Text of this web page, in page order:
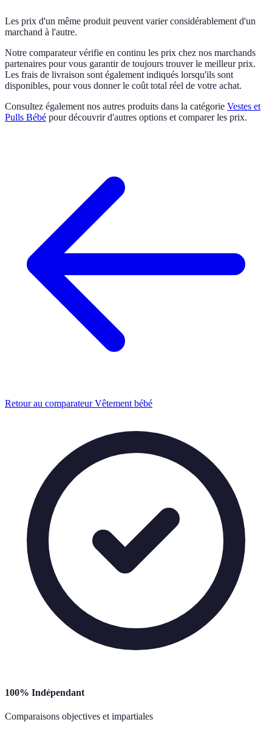
Les prix d'un même produit peuvent varier considérablement d'un
marchand à l'autre.
Notre comparateur vérifie en continu les prix chez nos marchands
partenaires pour vous garantir de toujours trouver le meilleur prix.
Les frais de livraison sont également indiqués lorsqu'ils sont
disponibles, pour vous donner le coût total réel de votre achat.
Consultez également nos autres produits dans la catégorie Vestes et
Pulls Bébé pour découvrir d'autres options et comparer les prix.
Retour au comparateur Vêtement bébé
100% Indépendant
Comparaisons objectives et impartiales